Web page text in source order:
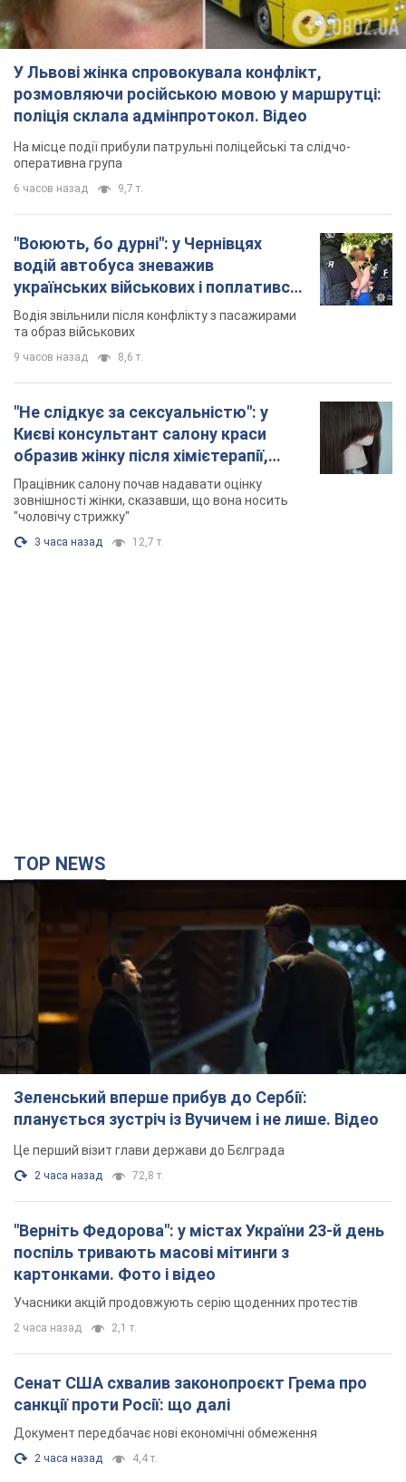
У Львові жінка спровокувала конфлікт,
розмовляючи російською мовою у маршрутці:
поліція склала адмінпротокол. Відео
На місце події прибули патрульні поліцейські та слідчо-
оперативна група
6 часов назад 9,7 т.
"Воюють, бо дурні": у Чернівцях
водій автобуса зневажив
українських військових і поплатився.
Відео
Водія звільнили після конфлікту з пасажирами
та образ військових
9 часов назад 8,6 т.
"Не слідкує за сексуальністю": у
Києві консультант салону краси
образив жінку після хімієтерапії,
розгорівся скандал. Фото
Працівник салону почав надавати оцінку
зовнішності жінки, сказавши, що вона носить
"чоловічу стрижку"
3 часа назад 12,7 т.
TOP NEWS
Зеленський вперше прибув до Сербії:
планується зустріч із Вучичем і не лише. Відео
Це перший візит глави держави до Бєлграда
2 часа назад 72,8 т.
"Верніть Федорова": у містах України 23-й день
поспіль тривають масові мітинги з
картонками. Фото і відео
Учасники акцій продовжують серію щоденних протестів
2 часа назад 2,1 т.
Сенат США схвалив законопроєкт Грема про
санкції проти Росії: що далі
Документ передбачає нові економічні обмеження
2 часа назад 4,4 т.